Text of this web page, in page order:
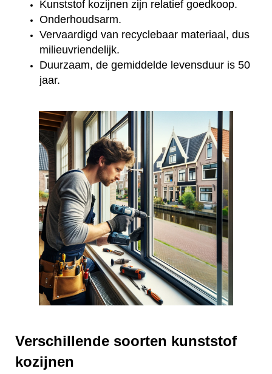
Kunststof kozijnen zijn relatief goedkoop.
Onderhoudsarm.
Vervaardigd van recyclebaar materiaal, dus
milieuvriendelijk.
Duurzaam, de gemiddelde levensduur is 50
jaar.
Verschillende soorten kunststof
kozijnen